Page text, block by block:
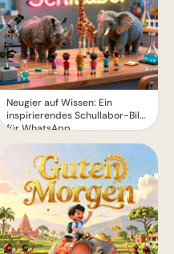
Neugier auf Wissen: Ein
inspirierendes Schullabor-Bild
für WhatsApp